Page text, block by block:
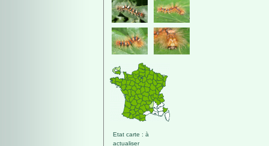
Etat carte : à
actualiser